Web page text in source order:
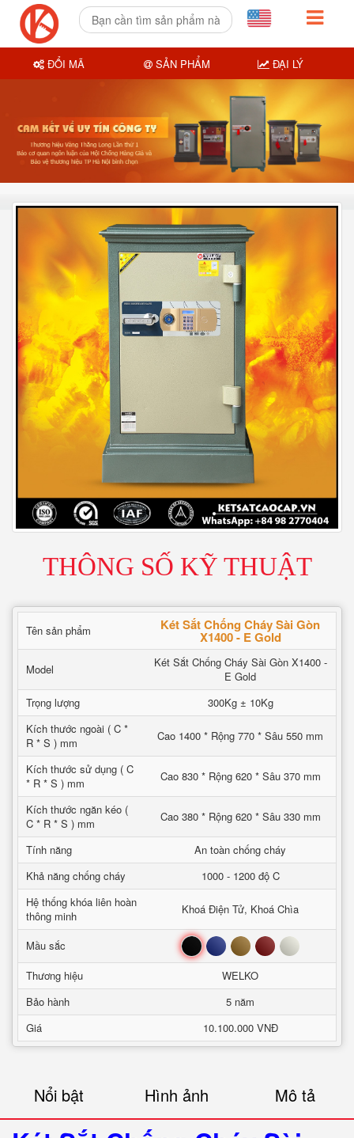
THÔNG SỐ KỸ THUẬT
Tên sản phẩm Két Sắt Chống Cháy Sài Gòn
X1400 - E Gold
Model
Két Sắt Chống Cháy Sài Gòn X1400 -
E Gold
Trọng lượng
300Kg ± 10Kg
Kích thước ngoài ( C *
R * S ) mm
Cao 1400 * Rộng 770 * Sâu 550 mm
Kích thước sử dụng ( C
* R * S ) mm
Cao 830 * Rộng 620 * Sâu 370 mm
Kích thước ngăn kéo (
C * R * S ) mm
Cao 380 * Rộng 620 * Sâu 330 mm
Tính năng
An toàn chống cháy
Khả năng chống cháy
1000 - 1200 độ C
Hệ thống khóa liên hoàn
thông minh
Khoá Điện Tử, Khoá Chìa
Mầu sắc Đen Xanh Nâu Đỏ Trắng
Thương hiệu
WELKO
Bảo hành
5 năm
Giá
10.100.000 VNĐ
Nổi bật Hình ảnh Mô tả
ĐỔI MÃ SẢN PHẨM ĐẠI LÝ